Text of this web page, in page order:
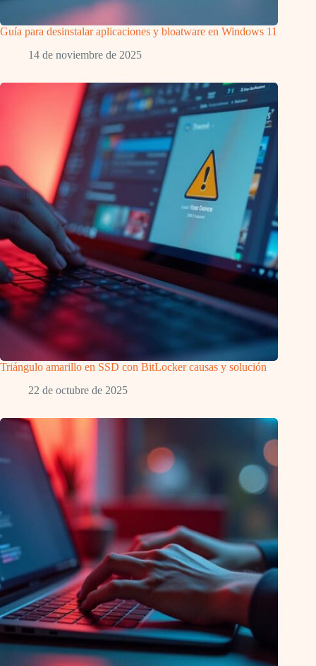
Guía para desinstalar aplicaciones y bloatware en Windows 11
14 de noviembre de 2025
Triángulo amarillo en SSD con BitLocker causas y solución
22 de octubre de 2025